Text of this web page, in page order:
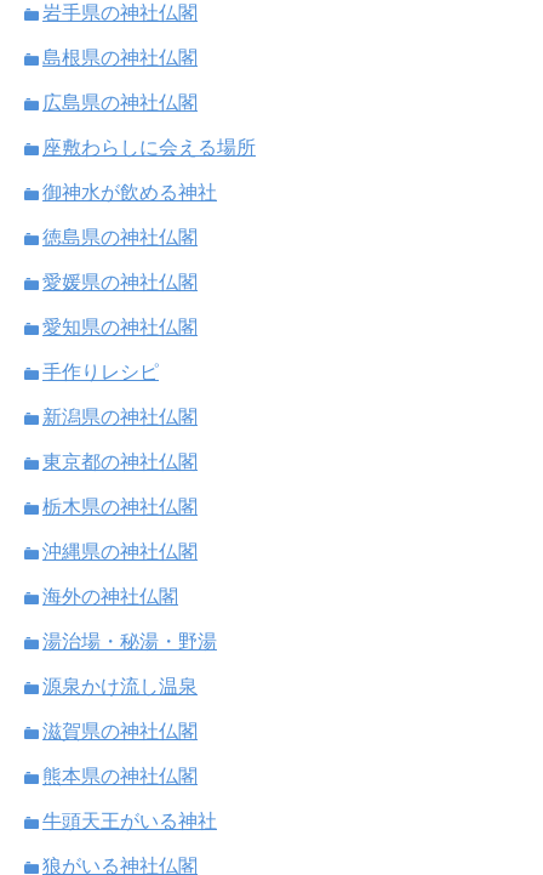
岩手県の神社仏閣
島根県の神社仏閣
広島県の神社仏閣
座敷わらしに会える場所
御神水が飲める神社
徳島県の神社仏閣
愛媛県の神社仏閣
愛知県の神社仏閣
手作りレシピ
新潟県の神社仏閣
東京都の神社仏閣
栃木県の神社仏閣
沖縄県の神社仏閣
海外の神社仏閣
湯治場・秘湯・野湯
源泉かけ流し温泉
滋賀県の神社仏閣
熊本県の神社仏閣
牛頭天王がいる神社
狼がいる神社仏閣